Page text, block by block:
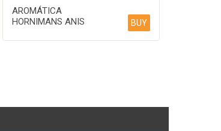
AROMÁTICA
HORNIMANS ANIS
BUY